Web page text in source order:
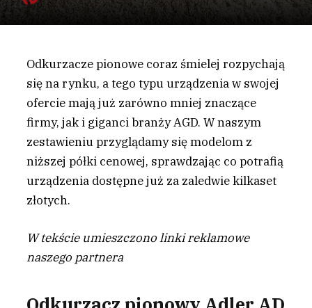
Odkurzacze pionowe coraz śmielej rozpychają
się na rynku, a tego typu urządzenia w swojej
ofercie mają już zarówno mniej znaczące
firmy, jak i giganci branży AGD. W naszym
zestawieniu przyglądamy się modelom z
niższej półki cenowej, sprawdzając co potrafią
urządzenia dostępne już za zaledwie kilkaset
złotych.
W tekście umieszczono linki reklamowe
naszego partnera